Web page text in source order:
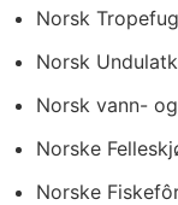
Norsk
Norsk
Norsk vann-
Norske
Norske